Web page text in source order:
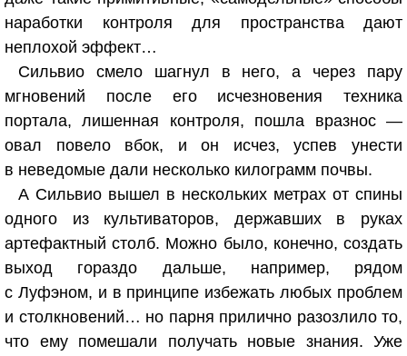
наработки контроля для пространства дают
неплохой эффект…
Сильвио смело шагнул в него, а через пару
мгновений после его исчезновения техника
портала, лишенная контроля, пошла вразнос —
овал повело вбок, и он исчез, успев унести
в неведомые дали несколько килограмм почвы.
А Сильвио вышел в нескольких метрах от спины
одного из культиваторов, державших в руках
артефактный столб. Можно было, конечно, создать
выход гораздо дальше, например, рядом
с Луфэном, и в принципе избежать любых проблем
и столкновений… но парня прилично разозлило то,
что ему помешали получать новые знания. Уже